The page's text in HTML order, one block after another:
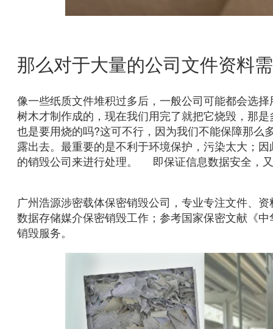
那么对于大量的公司文件资料
像一些纸质文件堆积过多后，一般公司可能都会选
树木才制作成的，现在我们用完了就把它烧毁，那
也是要用烧的吗?这可不行，因为我们不能保障那
露出去。最重要的是不利于环境保护，污染太大；
的销毁公司来进行处理。 即保证信息数据安全，
广州浩源涉密载体保密销毁公司，专业专注文件、
数据存储媒介保密销毁工作；参考国家保密文献《
销毁服务。